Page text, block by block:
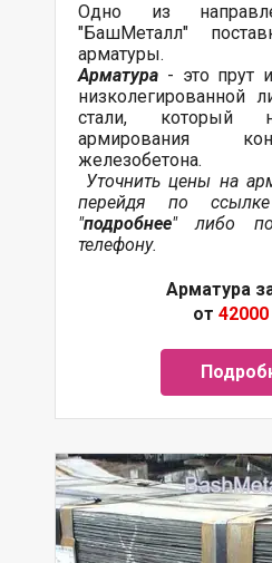
Одно из
"БашМеталл"
арматуры.
Арматура - это прут
низколегированной
стали, который
армирования
железобетона.
Уточнить цены на
перейдя по
"подробнее" либо
телефону.
Арматура
от 42000